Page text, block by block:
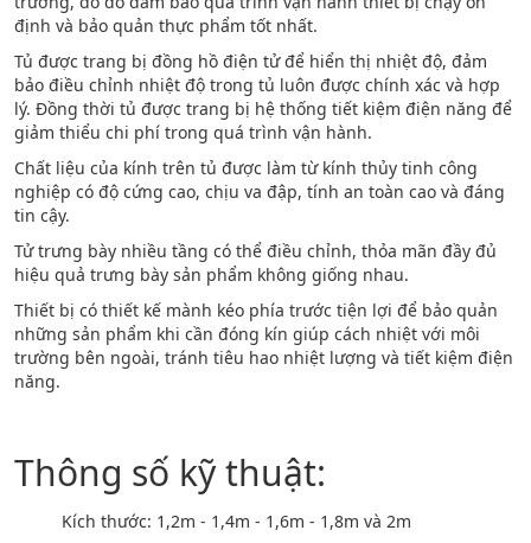
định và bảo quản thực phẩm tốt nhất.
Tủ được trang bị đồng hồ điện tử để hiển thị nhiệt độ, đảm
bảo điều chỉnh nhiệt độ trong tủ luôn được chính xác và hợp
lý. Đồng thời tủ được trang bị hệ thống tiết kiệm điện năng để
giảm thiểu chi phí trong quá trình vận hành.
Chất liệu của kính trên tủ được làm từ kính thủy tinh công
nghiệp có độ cứng cao, chịu va đập, tính an toàn cao và đáng
tin cậy.
Tử trưng bày nhiều tầng có thể điều chỉnh, thỏa mãn đầy đủ
hiệu quả trưng bày sản phẩm không giống nhau.
Thiết bị có thiết kế mành kéo phía trước tiện lợi để bảo quản
những sản phẩm khi cần đóng kín giúp cách nhiệt với môi
trường bên ngoài, tránh tiêu hao nhiệt lượng và tiết kiệm điện
năng.
Thông số kỹ thuật:
Kích thước: 1,2m - 1,4m - 1,6m - 1,8m và 2m